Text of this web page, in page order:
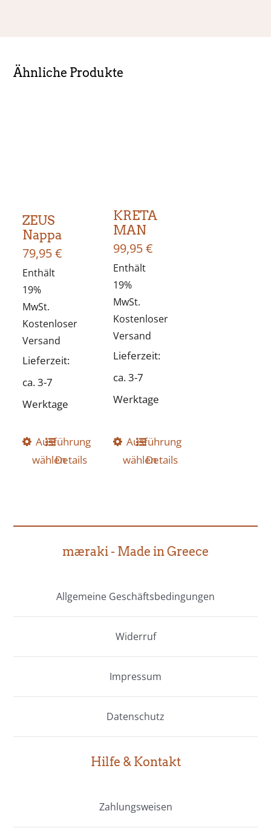
Ähnliche Produkte
ZEUS
Nappa
79,95€
Enthält
19%
MwSt.
Kostenloser
Versand
Lieferzeit:
ca. 3-7
Werktage
Ausführung
wählen
Dieses
Produkt
Varianten
auf.
Optionen
können
der
Produktseite
Details
KRETA
MAN
99,95€
Enthält
19%
MwSt.
Kostenloser
Versand
Lieferzeit:
ca. 3-7
Werktage
Ausführung
wählen
Dieses
Produkt
Varianten
auf.
Optionen
können
auf
der
Produktseite
Details
mæraki - Made in Greece
Allgemeine Geschäftsbedingungen
Widerruf
Impressum
Datenschutz
Hilfe & Kontakt
Zahlungsweisen